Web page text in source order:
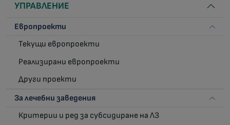
УПРАВЛЕНИЕ
Европроекти
Текущи европроекти
Реализирани европроекти
Други проекти
За лечебни заведения
Критерии и ред за субсидиране на ЛЗ